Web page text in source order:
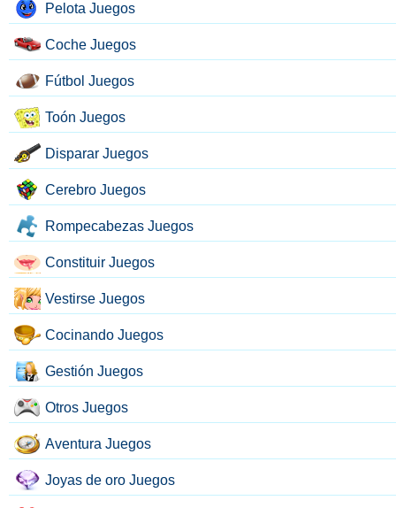
Pelota Juegos
Coche Juegos
Fútbol Juegos
Toón Juegos
Disparar Juegos
Cerebro Juegos
Rompecabezas Juegos
Constituir Juegos
Vestirse Juegos
Cocinando Juegos
Gestión Juegos
Otros Juegos
Aventura Juegos
Joyas de oro Juegos